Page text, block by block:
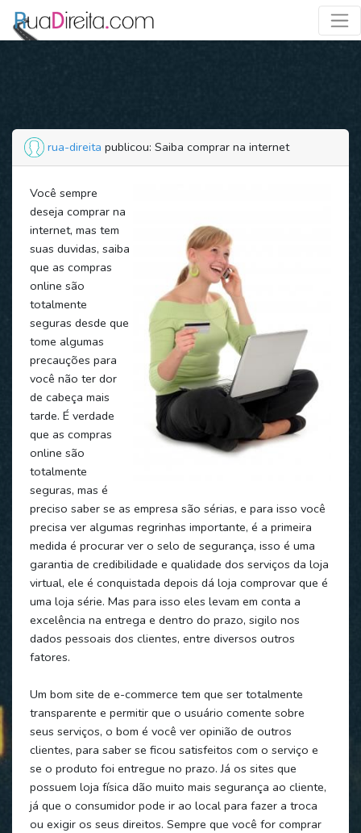
rua-direita publicou: Saiba comprar na internet
Você sempre
deseja comprar na
internet, mas tem
suas duvidas, saiba
que as compras
online são
totalmente
seguras desde que
tome algumas
precauções para
você não ter dor
de cabeça mais
tarde. É verdade
que as compras
online são
totalmente
seguras, mas é
preciso saber se as empresa são sérias, e para isso você
precisa ver algumas regrinhas importante, é a primeira
medida é procurar ver o selo de segurança, isso é uma
garantia de credibilidade e qualidade dos serviços da loja
virtual, ele é conquistada depois dá loja comprovar que é
uma loja série. Mas para isso eles levam em conta a
excelência na entrega e dentro do prazo, sigilo nos
dados pessoais dos clientes, entre diversos outros
fatores.
Um bom site de e-commerce tem que ser totalmente
transparente e permitir que o usuário comente sobre
seus serviços, o bom é você ver opinião de outros
clientes, para saber se ficou satisfeitos com o serviço e
se o produto foi entregue no prazo. Já os sites que
possuem loja física dão muito mais segurança ao cliente,
já que o consumidor pode ir ao local para fazer a troca
ou exigir os seus direitos. Sempre que você for comprar